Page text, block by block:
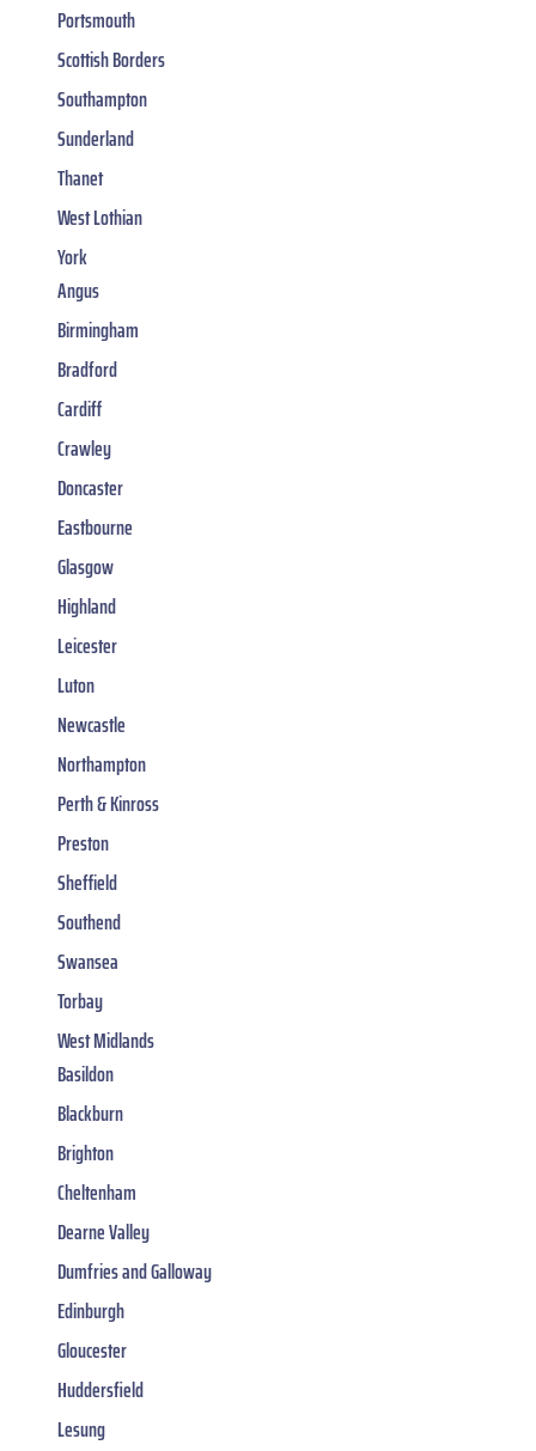
Portsmouth
Scottish Borders
Southampton
Sunderland
Thanet
West Lothian
York
Angus
Birmingham
Bradford
Cardiff
Crawley
Doncaster
Eastbourne
Glasgow
Highland
Leicester
Luton
Newcastle
Northampton
Perth & Kinross
Preston
Sheffield
Southend
Swansea
Torbay
West Midlands
Basildon
Blackburn
Brighton
Cheltenham
Dearne Valley
Dumfries and Galloway
Edinburgh
Gloucester
Huddersfield
Lesung